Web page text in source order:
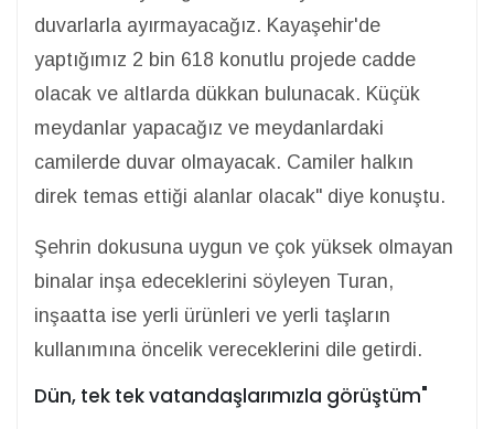
duvarlarla ayırmayacağız. Kayaşehir'de
yaptığımız 2 bin 618 konutlu projede cadde
olacak ve altlarda dükkan bulunacak. Küçük
meydanlar yapacağız ve meydanlardaki
camilerde duvar olmayacak. Camiler halkın
direk temas ettiği alanlar olacak" diye konuştu.
Şehrin dokusuna uygun ve çok yüksek olmayan
binalar inşa edeceklerini söyleyen Turan,
inşaatta ise yerli ürünleri ve yerli taşların
kullanımına öncelik vereceklerini dile getirdi.
Dün, tek tek vatandaşlarımızla görüştüm"